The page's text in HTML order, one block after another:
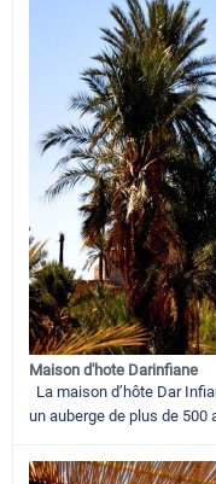
Maison d'hote Darinfiane
La maison d’hôte Dar
un auberge de plus de 500